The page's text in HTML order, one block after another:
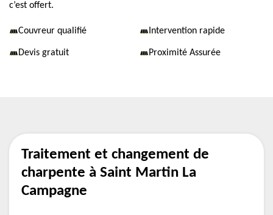
c’est offert.
Couvreur qualifié Intervention rapide
Devis gratuit Proximité Assurée
Traitement et changement de
charpente à Saint Martin La
Campagne